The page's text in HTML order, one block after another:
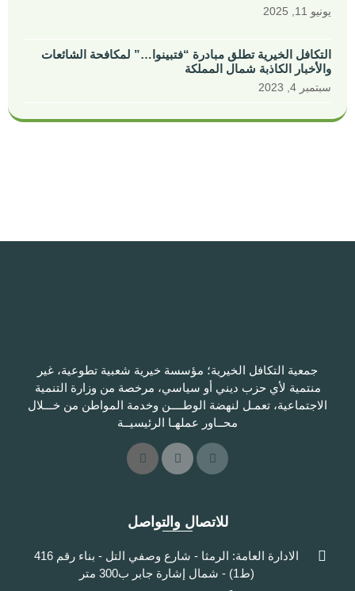
يونيو 11, 2025
التكافل الخيرية تطلق مبادرة “فتبينوا…” لمكافحة الشائعات
والأخبار الكاذبة شمال المملكة
سبتمبر 4, 2023
جمعية التكافل الخيرية؛ مؤسسة خيرية شعبية تطوعية، غير
منتمية لأي حزب ديني أو سياسي، مرخصة من وزارة التنمية
الاجتماعية، تعمـل لنهضة الوطــــن وخدمة المواطن من خـــلال
محــاور عملهـا الرئيسيــة
للاتصال والتواصل
الادارة العامة: الرمثا - شارع وصفي التل - بناء رقم 416
(ط1) - شمال إشارة جابر ب300 متر